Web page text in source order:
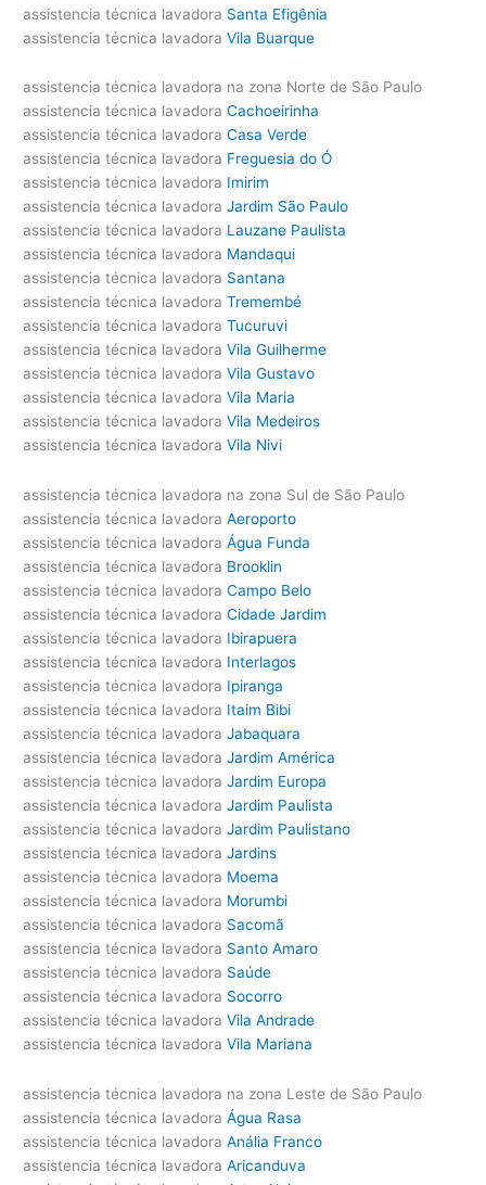
assistencia técnica lavadora Santa Efigênia
assistencia técnica lavadora Vila Buarque
assistencia técnica lavadora na zona Norte de São Paulo
assistencia técnica lavadora Cachoeirinha
assistencia técnica lavadora Casa Verde
assistencia técnica lavadora Freguesia do Ó
assistencia técnica lavadora Imirim
assistencia técnica lavadora Jardim São Paulo
assistencia técnica lavadora Lauzane Paulista
assistencia técnica lavadora Mandaqui
assistencia técnica lavadora Santana
assistencia técnica lavadora Tremembé
assistencia técnica lavadora Tucuruvi
assistencia técnica lavadora Vila Guilherme
assistencia técnica lavadora Vila Gustavo
assistencia técnica lavadora Vila Maria
assistencia técnica lavadora Vila Medeiros
assistencia técnica lavadora Vila Nivi
assistencia técnica lavadora na zona Sul de São Paulo
assistencia técnica lavadora Aeroporto
assistencia técnica lavadora Água Funda
assistencia técnica lavadora Brooklin
assistencia técnica lavadora Campo Belo
assistencia técnica lavadora Cidade Jardim
assistencia técnica lavadora Ibirapuera
assistencia técnica lavadora Interlagos
assistencia técnica lavadora Ipiranga
assistencia técnica lavadora Itaim Bibi
assistencia técnica lavadora Jabaquara
assistencia técnica lavadora Jardim América
assistencia técnica lavadora Jardim Europa
assistencia técnica lavadora Jardim Paulista
assistencia técnica lavadora Jardim Paulistano
assistencia técnica lavadora Jardins
assistencia técnica lavadora Moema
assistencia técnica lavadora Morumbi
assistencia técnica lavadora Sacomã
assistencia técnica lavadora Santo Amaro
assistencia técnica lavadora Saúde
assistencia técnica lavadora Socorro
assistencia técnica lavadora Vila Andrade
assistencia técnica lavadora Vila Mariana
assistencia técnica lavadora na zona Leste de São Paulo
assistencia técnica lavadora Água Rasa
assistencia técnica lavadora Anália Franco
assistencia técnica lavadora Aricanduva